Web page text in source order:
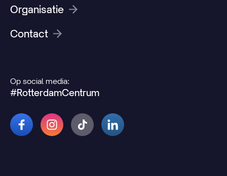
Organisatie
Contact
Op social media:
#RotterdamCentrum